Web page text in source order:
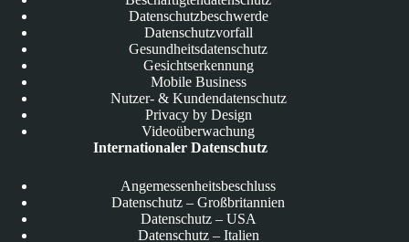
Datenschutzbeschwerde
Datenschutzvorfall
Gesundheitsdatenschutz
Gesichtserkennung
Mobile Business
Nutzer- & Kundendatenschutz
Privacy by Design
Videoüberwachung
Internationaler Datenschutz
Angemessenheitsbeschluss
Datenschutz – Großbritannien
Datenschutz – USA
Datenschutz – Italien